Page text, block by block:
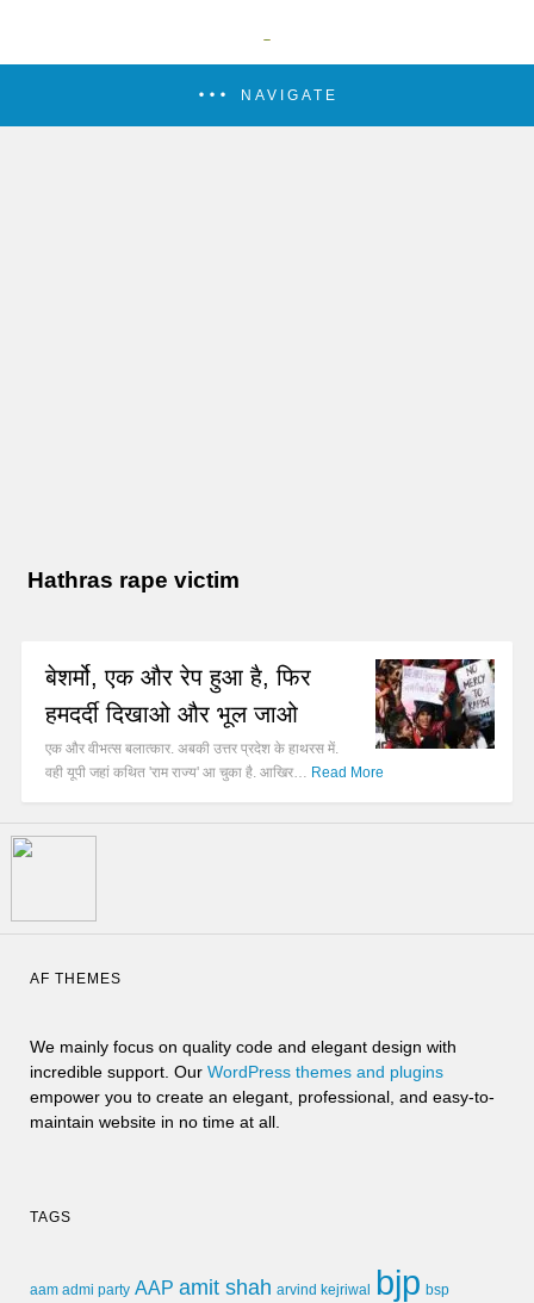
NAVIGATE
Hathras rape victim
बेशर्मो, एक और रेप हुआ है, फिर
हमदर्दी दिखाओ और भूल जाओ
एक और वीभत्स बलात्कार. अबकी उत्तर प्रदेश के हाथरस में.
वही यूपी जहां कथित 'राम राज्य' आ चुका है. आखिर… Read More
AF THEMES
We mainly focus on quality code and elegant design with
incredible support. Our WordPress themes and plugins
empower you to create an elegant, professional, and easy-to-
maintain website in no time at all.
TAGS
aam admi party AAP amit shah arvind kejriwal bjp bsp